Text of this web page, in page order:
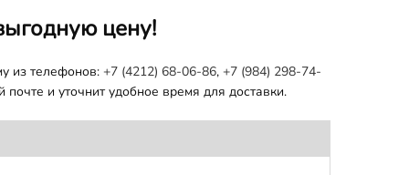
цену!
из телефонов: +7 (4212) 68-06-86, +7 (984) 298-74-
и уточнит удобное время для доставки.